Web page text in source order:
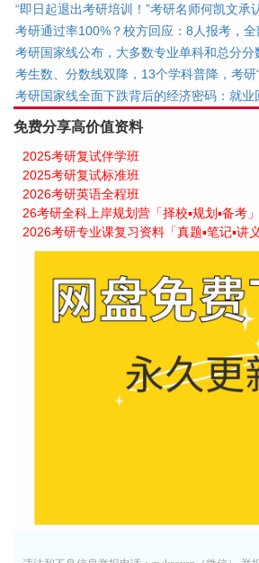
“即日起退出考研培训！”考研名师何凯文承
考研通过率100%？校方回应：8人报考，
考研国家线公布，大多数专业单科和总分分
考生数、分数线双降，13个学科普降，考研
考研国家线全面下跌背后的经济密码：就业
免费分享高价值资料
2025考研复试伴学班
2025考研复试标准班
2026考研英语全程班
26考研全科上岸规划营「择校▪规划▪备考」
2026考研专业课复习资料「真题▪笔记▪讲义